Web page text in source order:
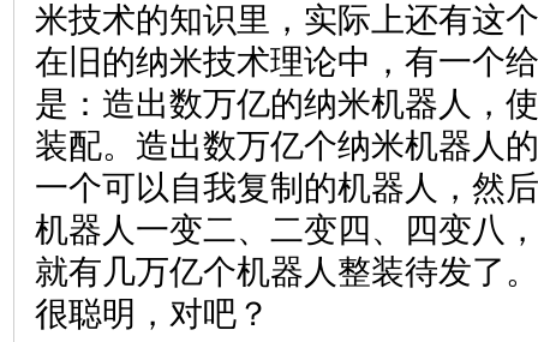
米技术的知识里，实际上还有这
在旧的纳米技术理论中，有一个
是：造出数万亿的纳米机器人，
装配。造出数万亿个纳米机器人
一个可以自我复制的机器人，然
机器人一变二、二变四、四变八
就有几万亿个机器人整装待发了
很聪明，对吧？